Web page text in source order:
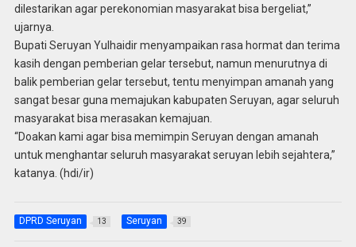
dilestarikan agar perekonomian masyarakat bisa bergeliat,”
ujarnya.
Bupati Seruyan Yulhaidir menyampaikan rasa hormat dan terima
kasih dengan pemberian gelar tersebut, namun menurutnya di
balik pemberian gelar tersebut, tentu menyimpan amanah yang
sangat besar guna memajukan kabupaten Seruyan, agar seluruh
masyarakat bisa merasakan kemajuan.
“Doakan kami agar bisa memimpin Seruyan dengan amanah
untuk menghantar seluruh masyarakat seruyan lebih sejahtera,”
katanya. (hdi/ir)
DPRD Seruyan 13 Seruyan 39